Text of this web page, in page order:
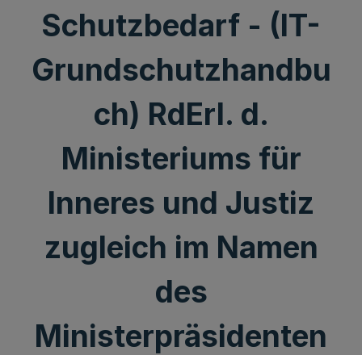
Schutzbedarf - (IT-
Grundschutzhandbu
ch) RdErl. d.
Ministeriums für
Inneres und Justiz
zugleich im Namen
des
Ministerpräsidenten